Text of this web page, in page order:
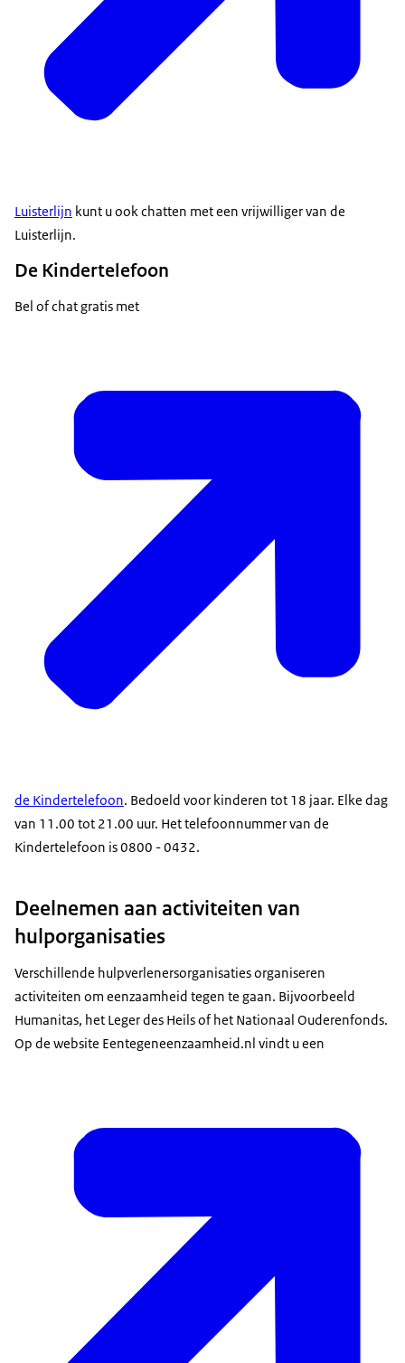
Luisterlijn kunt u ook chatten met een vrijwilliger van de
Luisterlijn.
De Kindertelefoon
Bel of chat gratis met
de Kindertelefoon. Bedoeld voor kinderen tot 18 jaar. Elke dag
van 11.00 tot 21.00 uur. Het telefoonnummer van de
Kindertelefoon is 0800 - 0432.
Deelnemen aan activiteiten van
hulporganisaties
Verschillende hulpverlenersorganisaties organiseren
activiteiten om eenzaamheid tegen te gaan. Bijvoorbeeld
Humanitas, het Leger des Heils of het Nationaal Ouderenfonds.
Op de website Eentegeneenzaamheid.nl vindt u een